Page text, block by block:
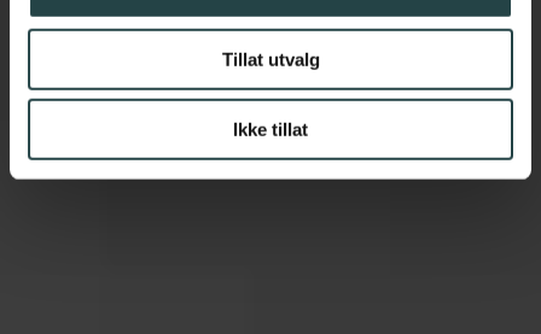
Tillat utvalg
Ikke tillat